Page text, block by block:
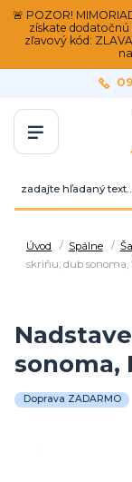
🚨 POZOR!
získate
zľavový kód:
Úvod Spálne
skriňu, dub sonoma,
sonoma,
Doprava ZADARMO